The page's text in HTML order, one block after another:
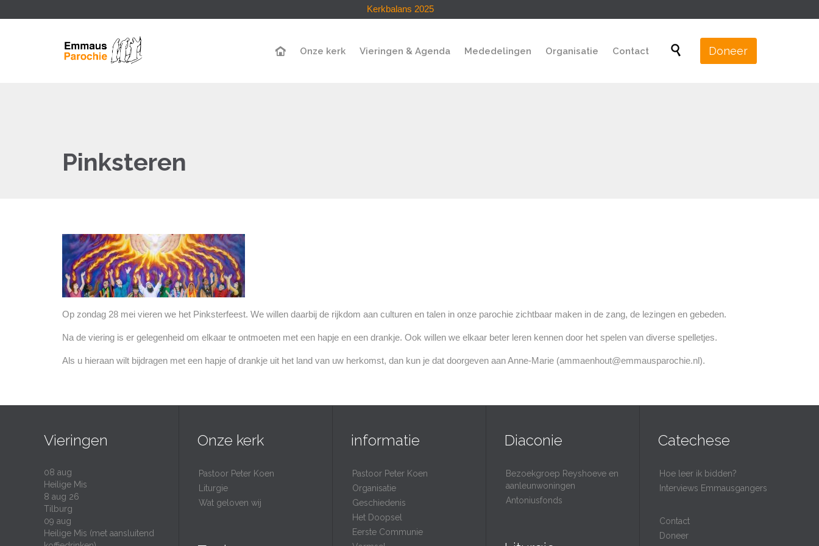
Kerkbalans 2025
Skip
Onze kerk Vieringen & Agenda Mededelingen Organisatie Contact  Doneer
Pinksteren
Op zondag 28 mei vieren we het Pinksterfeest. We willen daarbij de rijkdom aan culturen en talen in onze parochie zichtbaar maken in de zang, de lezingen en gebeden.
Na de viering is er gelegenheid om elkaar te ontmoeten met een hapje en een drankje. Ook willen we elkaar beter leren kennen door het spelen van diverse spelletjes.
Als u hieraan wilt bijdragen met een hapje of drankje uit het land van uw herkomst, dan kun je dat doorgeven aan Anne-Marie (ammaenhout@emmausparochie.nl).
Vieringen
08 aug
Heilige Mis
8 aug 26
Tilburg
09 aug
Heilige Mis (met aansluitend
Onze kerk
Pastoor Peter Koen
Liturgie
Wat geloven wij
informatie
Pastoor Peter Koen
Organisatie
Geschiedenis
Het Doopsel
Eerste Communie
Diaconie
Bezoekgroep Reyshoeve en
aanleunwoningen
Antoniusfonds
Catechese
Hoe leer ik bidden?
Interviews Emmausgangers
Contact
Doneer